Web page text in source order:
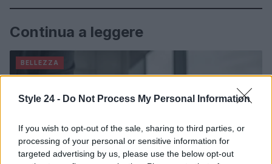
Style 24 - Do Not Process My Personal Information
If you wish to opt-out of the sale, sharing to third parties, or
processing of your personal or sensitive information for
targeted advertising by us, please use the below opt-out
Continua a leggere
BELLEZZA